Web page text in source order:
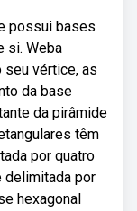
possui bases
si. Weba
seu vértice, as
da base
da pirâmide
têm
por quatro
delimitada por
hexagonal